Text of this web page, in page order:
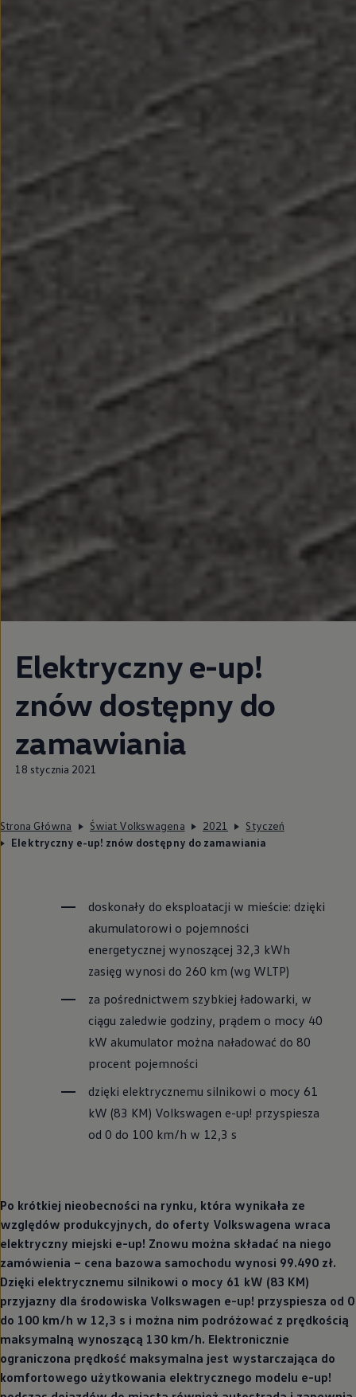
Elektryczny e-up!
znów dostępny do
zamawiania
18 stycznia 2021
Strona Główna Świat Volkswagena 2021
Styczeń
Elektryczny e-up! znów dostępny do zamawiania
doskonały do eksploatacji w mieście: dzięki
akumulatorowi o pojemności
energetycznej wynoszącej 32,3 kWh
zasięg wynosi do 260 km (wg WLTP)
za pośrednictwem szybkiej ładowarki, w
ciągu zaledwie godziny, prądem o mocy 40
kW akumulator można naładować do 80
procent pojemności
dzięki elektrycznemu silnikowi o mocy 61
kW (83 KM) Volkswagen e-up! przyspiesza
od 0 do 100 km/h w 12,3 s
Po krótkiej nieobecności na rynku, która wynikała ze
względów produkcyjnych, do oferty Volkswagena wraca
elektryczny miejski e-up! Znowu można składać na niego
zamówienia – cena bazowa samochodu wynosi 99.490 zł.
Dzięki elektrycznemu silnikowi o mocy 61 kW (83 KM)
przyjazny dla środowiska Volkswagen e-up! przyspiesza od 0
do 100 km/h w 12,3 s i można nim podróżować z prędkością
maksymalną wynoszącą 130 km/h. Elektronicznie
ograniczona prędkość maksymalna jest wystarczająca do
komfortowego użytkowania elektrycznego modelu e-up!